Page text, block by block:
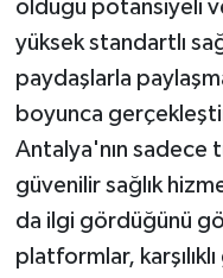
olduğu potansiyeli
yüksek standartlı
paydaşlarla
boyunca
Antalya'nın sadece
güvenilir sağlık
da ilgi gördüğünü
platformlar,